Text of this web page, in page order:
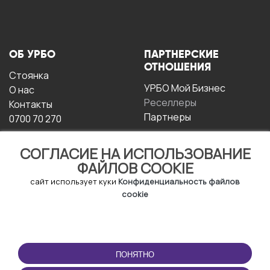
СОГЛАСИЕ НА ИСПОЛЬЗОВАНИЕ
ФАЙЛОВ COOKIE
сайт использует куки Конфиденциальность файлов
cookie
ПОНЯТНО
ОБ УРБО
Стоянка
О нас
Контакты
0700 70 270
ПАРТНЕРСКИЕ
ОТНОШЕНИЯ
УРБО Мой Бизнес
Реселлеры
Партнеры
ЭКСПЛУАТАЦИИ
Условия и положения
ПРИЛОЖЕНИЕ